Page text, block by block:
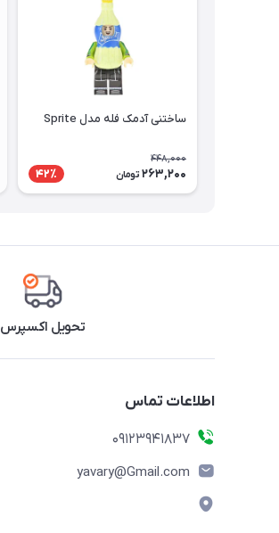
ساختنی آدمک فله مدل Sprite
448,000
263,200 تومان 42٪
تحویل اکسپرس
اطلاعات تماس
09123941837
yavary@Gmail.com